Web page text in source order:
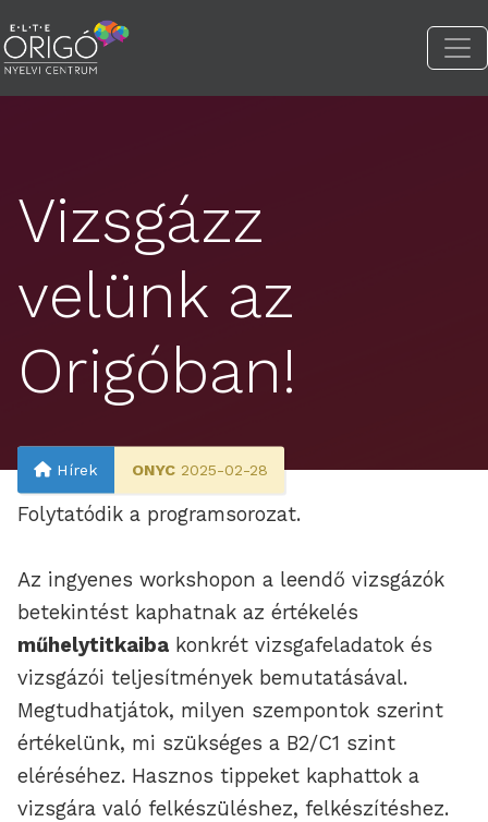
Vizsgázz
velünk az
Origóban!
Hírek ONYC 2025-02-28
Folytatódik a programsorozat.
Az ingyenes workshopon a leendő vizsgázók
betekintést kaphatnak az értékelés
műhelytitkaiba konkrét vizsgafeladatok és
vizsgázói teljesítmények bemutatásával.
Megtudhatjátok, milyen szempontok szerint
értékelünk, mi szükséges a B2/C1 szint
eléréséhez. Hasznos tippeket kaphattok a
vizsgára való felkészüléshez, felkészítéshez.